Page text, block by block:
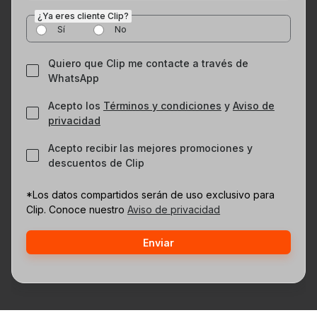
¿Ya eres cliente Clip?
Sí
No
Quiero que Clip me contacte a través de
WhatsApp
Acepto los Términos y condiciones y Aviso de
privacidad
Acepto recibir las mejores promociones y
descuentos de Clip
*Los datos compartidos serán de uso exclusivo para
Clip. Conoce nuestroAviso de privacidad